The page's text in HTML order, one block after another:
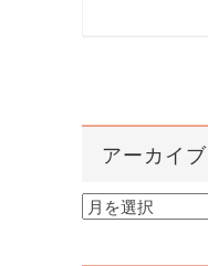
アーカイブ
ア
カ